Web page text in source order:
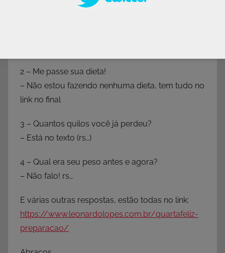
2 – Me passe sua dieta!
– Não estou fazendo nenhuma dieta, tem tudo no
link no final
3 – Quantos quilos você já perdeu?
– Está no texto (rs…)
4 – Qual era seu peso antes e agora?
– Não falo! rs…
E várias outras respostas, estão todas no link:
https://www.leonardolopes.com.br/quartafeliz-
preparacao/